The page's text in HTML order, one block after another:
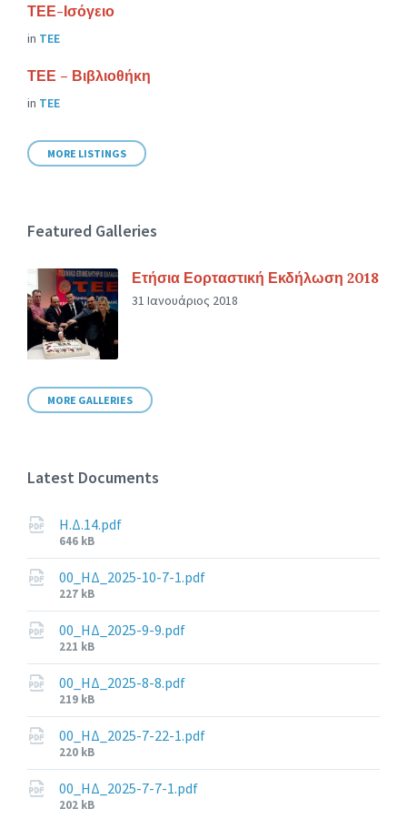
ΤΕΕ-Ισόγειο
in ΤΕΕ
ΤΕΕ – Βιβλιοθήκη
in ΤΕΕ
MORE LISTINGS
Featured Galleries
Ετήσια Εορταστική Εκδήλωση 2018
31 Ιανουάριος 2018
MORE GALLERIES
Latest Documents
Η.Δ.14.pdf
File
size:
646 kB
00_ΗΔ_2025-10-7-1.pdf
File
size:
227 kB
00_ΗΔ_2025-9-9.pdf
File
size:
221 kB
00_ΗΔ_2025-8-8.pdf
File
size:
219 kB
00_ΗΔ_2025-7-22-1.pdf
File
size:
220 kB
00_ΗΔ_2025-7-7-1.pdf
File
202 kB